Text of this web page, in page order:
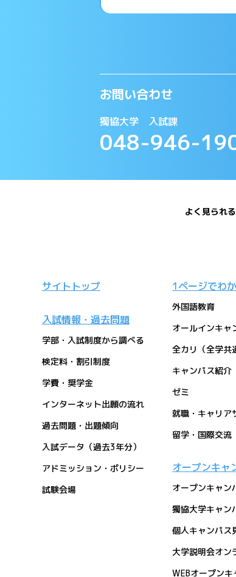
お問い合わせ
獨協大学 入試課
048-946-
よく見られ
サイトトップ
入試情報・過去問題
学部・入試制度から調べる
検定料・割引制度
学費・奨学金
インターネット出願の流れ
過去問題・出題傾向
入試データ（過去3年分）
アドミッション・ポリシー
試験会場
1ページでわ
外国語教育
オールインキャ
全カリ（全学共
キャンパス紹介
ゼミ
就職・キャリア
留学・国際交流
オープンキャ
オープンキャン
獨協大学キャ
個人キャンパス
大学説明会オン
WEBオープンキ